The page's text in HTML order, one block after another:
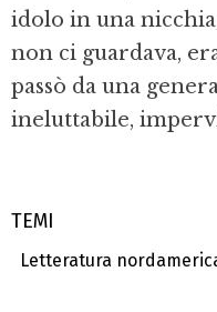
TEMI
Letteratura
idolo in una
non ci guardava,
passò da una
ineluttabile,